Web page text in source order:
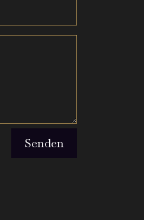
Senden